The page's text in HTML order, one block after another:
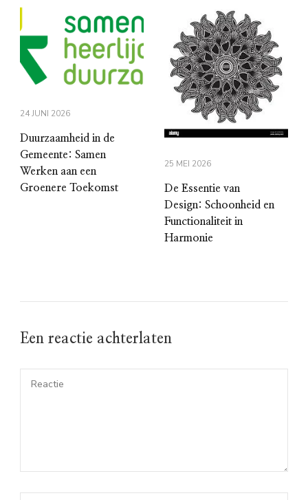
24 JUNI 2026
Duurzaamheid in de
Gemeente: Samen
Werken aan een
Groenere Toekomst
25 MEI 2026
De Essentie van
Design: Schoonheid en
Functionaliteit in
Harmonie
Een reactie achterlaten